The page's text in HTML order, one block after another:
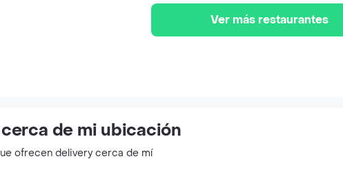
Ver más restaurantes
de mi ubicación
ofrecen delivery cerca de mí